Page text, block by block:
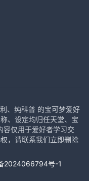
、纯科普 的宝可梦爱好
、设定均归任天堂、宝
仅用于爱好者学习交
，请联系我们立即删除
2024066794号-1